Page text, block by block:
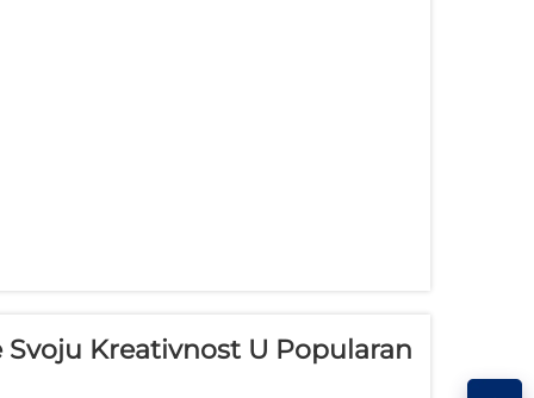
Svoju Kreativnost U Popularan